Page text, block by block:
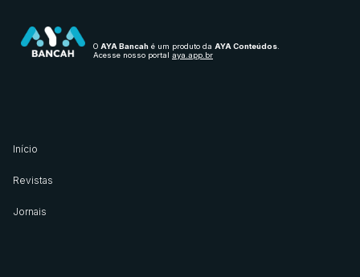
O AYA Bancah é um produto da AYA Conteúdos
Acesse nosso portal aya.app.br
Início
Revistas
Jornais